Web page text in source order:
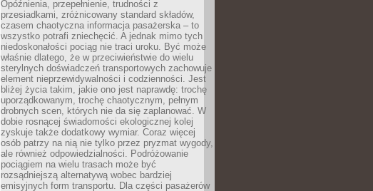
Opóźnienia, przepełnienie, trudności z
przesiadkami, zróżnicowany standard składów,
czasem chaotyczna informacja pasażerska – to
wszystko potrafi zniechęcić. A jednak mimo tych
niedoskonałości pociąg nie traci uroku. Być może
właśnie dlatego, że w przeciwieństwie do wielu
sterylnych doświadczeń transportowych zachowuje
element nieprzewidywalności i codzienności. Jest
bliżej życia takim, jakie ono jest naprawdę: trochę
uporządkowanym, trochę chaotycznym, pełnym
drobnych scen, których nie da się zaplanować. W
dobie rosnącej świadomości ekologicznej kolej
zyskuje także dodatkowy wymiar. Coraz więcej
osób patrzy na nią nie tylko przez pryzmat wygody,
ale również odpowiedzialności. Podróżowanie
pociągiem na wielu trasach może być
rozsądniejszą alternatywą wobec bardziej
emisyjnych form transportu. Dla części pasażerów